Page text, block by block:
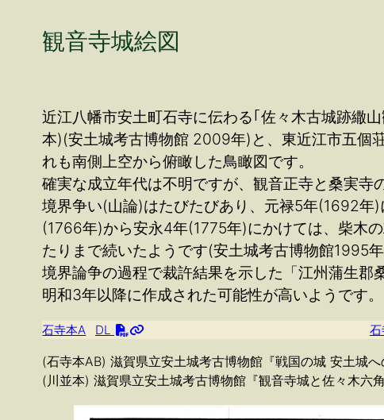
観音寺城絵図
近江八幡市安土町石寺に伝わる｢佐々木古城跡繖
本)(安土城考古博物館 2009年)と、東近江市五個
れも南側上空から俯瞰した鳥瞰図です。
確実な成立年代は不明ですが、観音正寺と桑実寺
境界争い(山論)はたびたびあり、元禄5年(1692年
(1766年)から安永4年(1775年)にかけては、柴木
たりまで続いたようです(安土城考古博物館1995
境界論争の過程で裁許結果を示した「江州蒲生
明和3年以降に作成された可能性が高いようです。
石寺本A DL 石
(石寺本AB) 滋賀県立安土城考古博物館『戦国の城 安土城
(川並本) 滋賀県立安土城考古博物館『観音寺城と佐々木六